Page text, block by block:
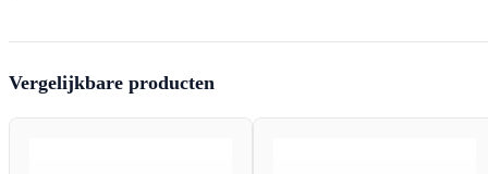
Vergelijkbare producten